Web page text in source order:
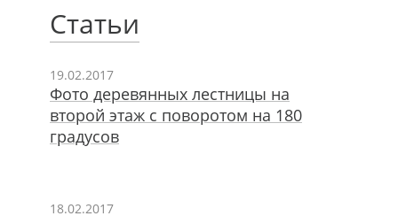
Статьи
19.02.2017
Фото деревянных лестницы на
второй этаж с поворотом на 180
градусов
18.02.2017